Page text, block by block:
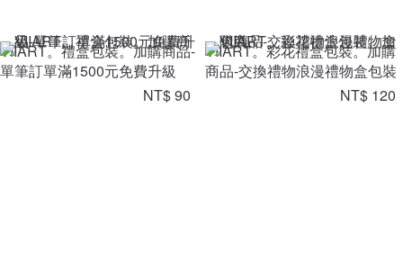
VIIART。禮盒包裝。加購商品-
單筆訂單滿1500元免費升級
NT$ 90
VIIART。彩花禮盒包裝。加購
商品-交換禮物浪漫禮物盒包裝
NT$ 120